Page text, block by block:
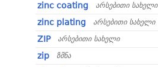
zinc coating არსებითი სახელი
zinc plating არსებითი სახელი
ZIP არსებითი სახელი
zip ზმნა